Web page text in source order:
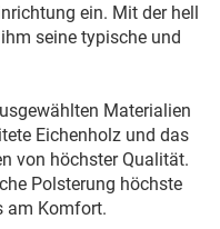
ein. Mit der hell
seine typische und
Materialien
Eichenholz und das
von höchster Qualität.
Polsterung höchste
am Komfort.